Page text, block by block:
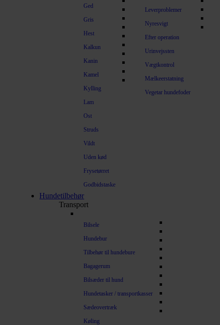
Ged
Gris
Hest
Kalkun
Kanin
Kamel
Kylling
Lam
Ost
Struds
Vildt
Uden kød
Frysetørret
Godbidstaske
Leverproblemer
Nyresvigt
Efter operation
Urinvejssten
Vægtkontrol
Mælkeerstatning
Vegetar hundefoder
Hundetilbehør
Transport
Bilsele
Hundebur
Tilbehør til hundebure
Bagagerum
Bilsæder til hund
Hundetasker / transportkasser
Sædeovertræk
Køling